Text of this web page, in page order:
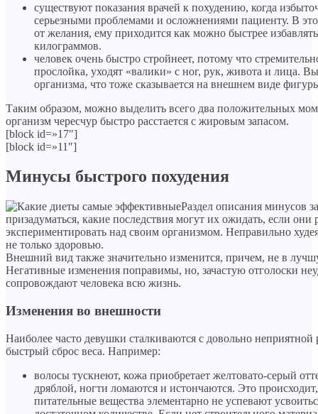
существуют показания врачей к похудению, когда
серьезными проблемами и осложнениями пациенту. В
от желания, ему приходится как можно быстрее
килограммов.
человек очень быстро стройнеет, потому что
прослойка, уходят «валики» с ног, рук, живота и лица.
организма, что тоже сказывается на внешнем виде
Таким образом, можно выделить всего два положительных
организм чересчур быстро расстается с жировым запасом.
[block id=»17″]
[block id=»11″]
Минусы быстрого похудения
Раздел описания минусов
призадуматься, какие последствия могут их ожидать, если они
экспериментировать над своим организмом. Неправильно
не только здоровью.
Внешний вид также значительно изменится, причем, не в
Негативные изменения поправимы, но, зачастую отголоски
сопровождают человека всю жизнь.
Изменения во внешности
Наиболее часто девушки сталкиваются с довольно неприятной
быстрый сброс веса. Например:
волосы тускнеют, кожа приобретает желтовато-серый
дряблой, ногти ломаются и истончаются. Это
питательные вещества элементарно не успевают